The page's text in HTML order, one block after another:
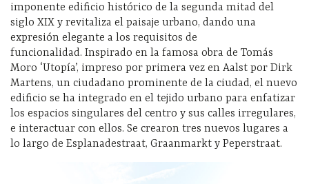
imponente edificio histórico de la segunda mitad del
siglo XIX y revitaliza el paisaje urbano, dando una
expresión elegante a los requisitos de
funcionalidad. Inspirado en la famosa obra de Tomás
Moro ‘Utopía’, impreso por primera vez en Aalst por Dirk
Martens, un ciudadano prominente de la ciudad, el nuevo
edificio se ha integrado en el tejido urbano para enfatizar
los espacios singulares del centro y sus calles irregulares,
e interactuar con ellos. Se crearon tres nuevos lugares a
lo largo de Esplanadestraat, Graanmarkt y Peperstraat.